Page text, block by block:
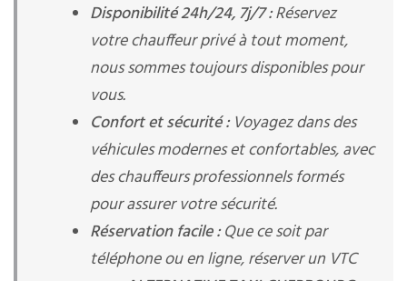
Disponibilité 24h/24, 7j/7 :Réservez
votre chauffeur privé à tout moment,
nous sommes toujours disponibles pour
vous.
Confort et sécurité :Voyagez dans des
véhicules modernes et confortables, avec
des chauffeurs professionnels formés
pour assurer votre sécurité.
Réservation facile :Que ce soit par
téléphone ou en ligne, réserver un VTC